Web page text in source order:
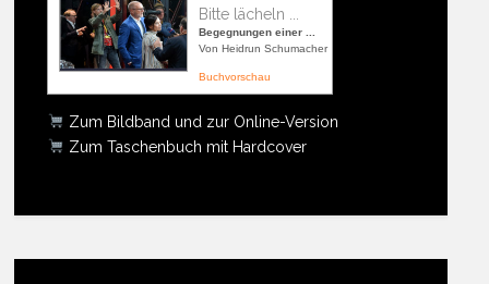
Bitte lächeln ...
Begegnungen einer ...
Von Heidrun Schumacher
Buchvorschau
Zum Bildband und zur Online-Version
Zum Taschenbuch mit Hardcover